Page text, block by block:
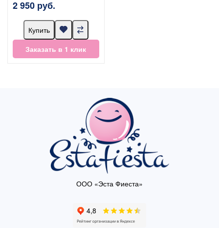
2 950 руб.
Купить
Заказать в 1 клик
ООО «Эста Фиеста»